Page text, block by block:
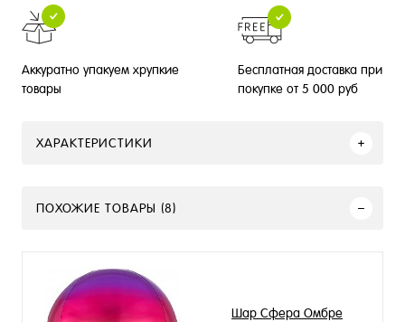
Аккуратно упакуем хрупкие
товары
Бесплатная доставка при
покупке от 5 000 руб
ХАРАКТЕРИСТИКИ
ПОХОЖИЕ ТОВАРЫ (8)
Шар Сфера Омбре